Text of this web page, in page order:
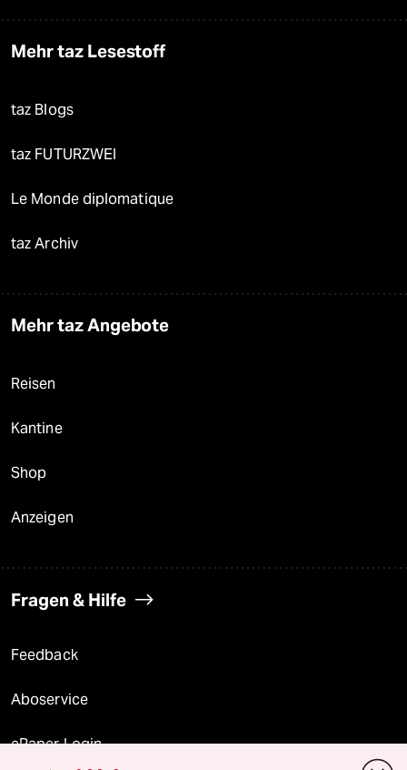
Mehr taz Lesestoff
taz Blogs
taz FUTURZWEI
Le Monde diplomatique
taz Archiv
Mehr taz Angebote
Reisen
Kantine
Shop
Anzeigen
Fragen & Hilfe
Feedback
Aboservice
ePaper Login